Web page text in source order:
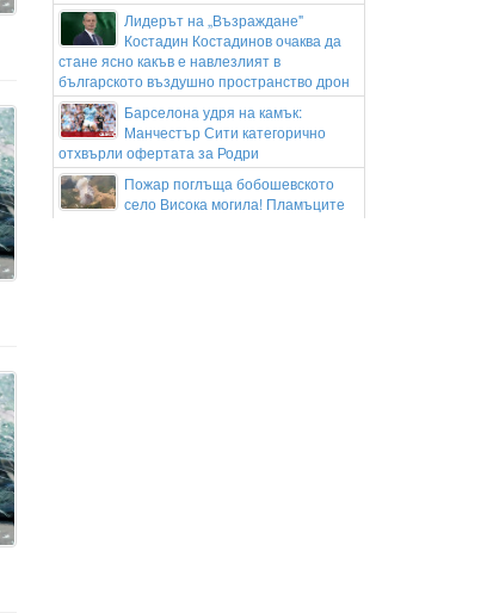
Лидерът на „Възраждане"
Костадин Костадинов очаква да
стане ясно какъв е навлезлият в
българското въздушно пространство дрон
Барселона удря на камък:
Манчестър Сити категорично
отхвърли офертата за Родри
Пожар поглъща бобошевското
село Висока могила! Пламъците